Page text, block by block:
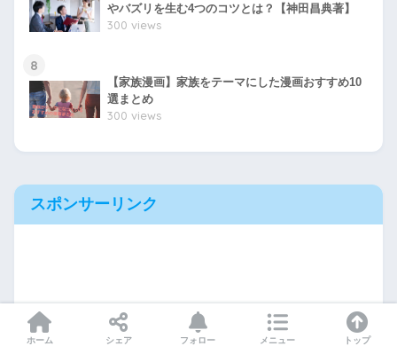
やバズリを生む4つのコツとは？【神田昌典著】
300 views
8
【家族漫画】家族をテーマにした漫画おすすめ10
選まとめ
300 views
スポンサーリンク
ホーム シェア フォロー メニュー トップ